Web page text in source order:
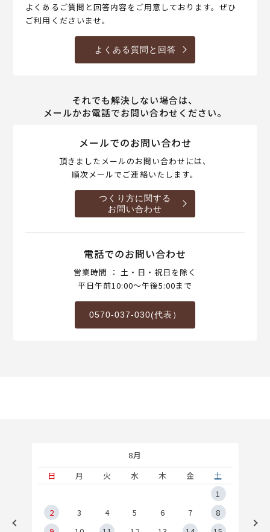
よくあるご質問と回答内容をご用意しております。ぜひ
ご利用くださいませ。
よくある質問と回答
それでも解決しない場合は、
メールかお電話でお問い合わせください。
メールでのお問い合わせ
頂きましたメールのお問い合わせには、
順次メールでご連絡いたします。
つくり方に関する
お問い合わせ
電話でのお問い合わせ
営業時間 ： 土・日・祝日を除く
平日午前10:00～午後5:00まで
0570-037-030(代表）
8月
日
月 火 水 木 金
土
1
2
3 4 5 6 7
8